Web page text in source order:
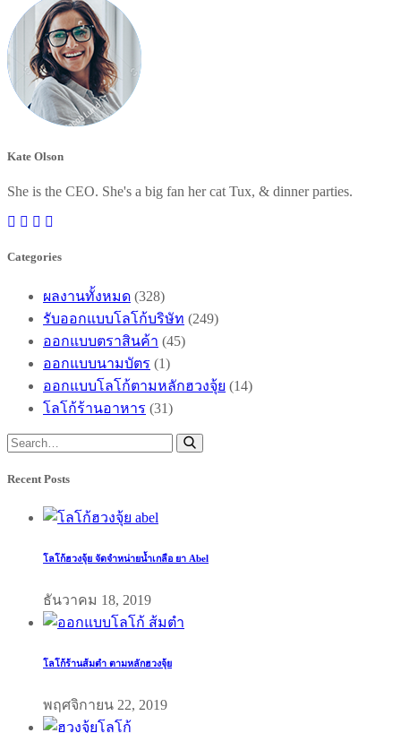
Kate Olson
She is the CEO. She's a big fan her cat Tux, & dinner parties.
Categories
ผลงานทั้งหมด (328)
รับออกแบบโลโก้บริษัท (249)
ออกแบบตราสินค้า (45)
ออกแบบนามบัตร (1)
ออกแบบโลโก้ตามหลักฮวงจุ้ย (14)
โลโก้ร้านอาหาร (31)
Recent Posts
โลโก้ฮวงจุ้ย จัดจำหน่ายน้ำเกลือ ยา Abel
ธันวาคม 18, 2019
โลโก้ร้านส้มตำ ตามหลักฮวงจุ้ย
พฤศจิกายน 22, 2019